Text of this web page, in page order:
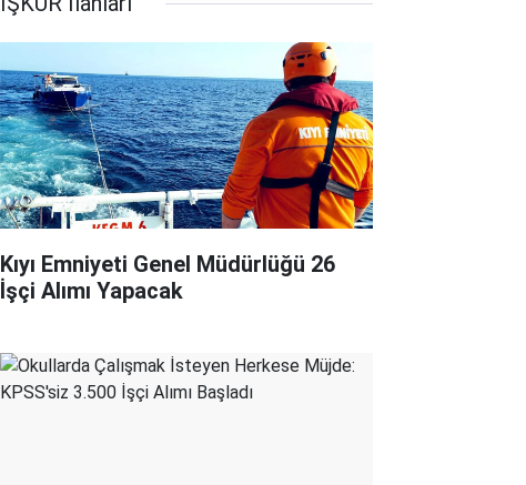
Kıyı Emniyeti Genel Müdürlüğü 26
İşçi Alımı Yapacak